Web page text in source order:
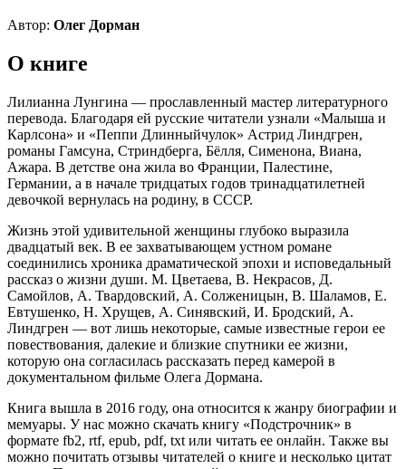
Автор: Олег Дорман
О книге
Лилианна Лунгина — прославленный мастер литературного
перевода. Благодаря ей русские читатели узнали «Малыша и
Карлсона» и «Пеппи Длинныйчулок» Астрид Линдгрен,
романы Гамсуна, Стриндберга, Бёлля, Сименона, Виана,
Ажара. В детстве она жила во Франции, Палестине,
Германии, а в начале тридцатых годов тринадцатилетней
девочкой вернулась на родину, в СССР.
Жизнь этой удивительной женщины глубоко выразила
двадцатый век. В ее захватывающем устном романе
соединились хроника драматической эпохи и исповедальный
рассказ о жизни души. М. Цветаева, В. Некрасов, Д.
Самойлов, А. Твардовский, А. Солженицын, В. Шаламов, Е.
Евтушенко, Н. Хрущев, А. Синявский, И. Бродский, А.
Линдгрен — вот лишь некоторые, самые известные герои ее
повествования, далекие и близкие спутники ее жизни,
которую она согласилась рассказать перед камерой в
документальном фильме Олега Дормана.
Книга вышла в 2016 году, она относится к жанру биографии и
мемуары. У нас можно скачать книгу «Подстрочник» в
формате fb2, rtf, epub, pdf, txt или читать ее онлайн. Также вы
можно почитать отзывы читателей о книге и несколько цитат